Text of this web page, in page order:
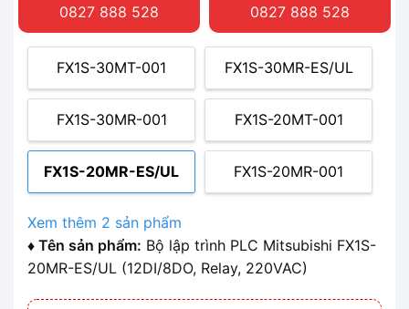
0827 888 528
0827 888 528
FX1S-30MT-001 FX1S-30MR-ES/UL
FX1S-30MR-001 FX1S-20MT-001
FX1S-20MR-ES/UL FX1S-20MR-001
Xem thêm 2 sản phẩm
♦ Tên sản phẩm: Bộ lập trình PLC Mitsubishi FX1S-
20MR-ES/UL (12DI/8DO, Relay, 220VAC)